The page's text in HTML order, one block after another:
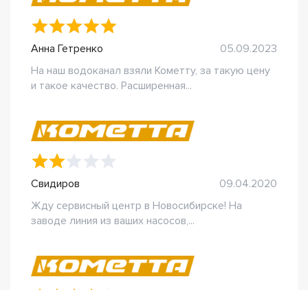
Анна Гетренко
05.09.2023
На наш водоканал взяли Кометту, за такую цену
и такое качество. Расширенная...
Свидиров
09.04.2020
Жду сервисный центр в Новосибирске! На
заводе линия из ваших насосов,...